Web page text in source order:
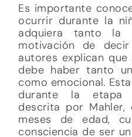
Es importante
ocurrir durante la
adquiera tanto la
motivación de
autores explican
debe haber tanto
como emocional.
durante la etapa
descrita por
meses de edad,
consciencia de ser